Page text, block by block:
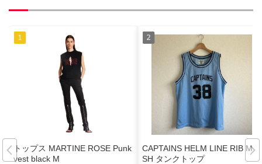
トップス MARTINE ROSE Punk
vest black M
CAPTAINS HELM LINE RIB ME
SH タンクトップ